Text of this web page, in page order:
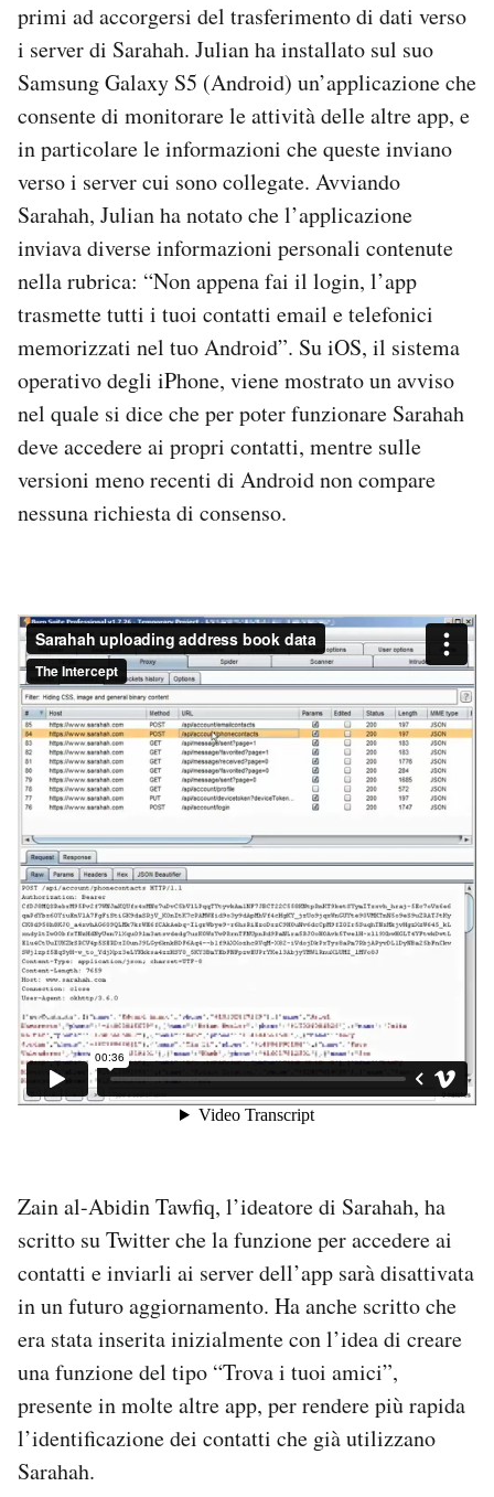
primi ad accorgersi del trasferimento di dati verso
i server di Sarahah. Julian ha installato sul suo
Samsung Galaxy S5 (Android) un’applicazione che
consente di monitorare le attività delle altre app, e
in particolare le informazioni che queste inviano
verso i server cui sono collegate. Avviando
Sarahah, Julian ha notato che l’applicazione
inviava diverse informazioni personali contenute
nella rubrica: “Non appena fai il login, l’app
trasmette tutti i tuoi contatti email e telefonici
memorizzati nel tuo Android”. Su iOS, il sistema
operativo degli iPhone, viene mostrato un avviso
nel quale si dice che per poter funzionare Sarahah
deve accedere ai propri contatti, mentre sulle
versioni meno recenti di Android non compare
nessuna richiesta di consenso.
Zain al-Abidin Tawfiq, l’ideatore di Sarahah, ha
scritto su Twitter che la funzione per accedere ai
contatti e inviarli ai server dell’app sarà disattivata
in un futuro aggiornamento. Ha anche scritto che
era stata inserita inizialmente con l’idea di creare
una funzione del tipo “Trova i tuoi amici”,
presente in molte altre app, per rendere più rapida
l’identificazione dei contatti che già utilizzano
Sarahah.